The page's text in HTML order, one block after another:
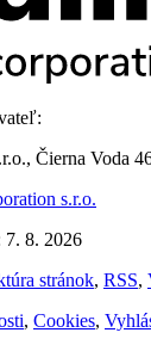
Čierna Voda
s.r.o.
7. 8. 2026
stránok, RSS,
, Cookies,